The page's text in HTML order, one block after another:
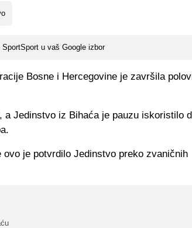
SportSport u vaš Google izbor
Bosne i Hercegovine je završila
a Jedinstvo iz Bihaća je pauzu iskoristilo
je potvrdilo Jedinstvo preko zvaničnih